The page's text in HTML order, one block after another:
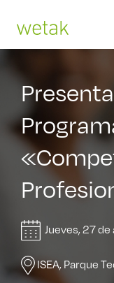
contenido
Jueves, 27 de
ISEA, Parque